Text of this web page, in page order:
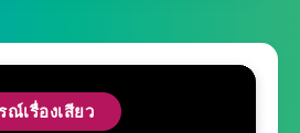
ณ์เรื่องเสียว